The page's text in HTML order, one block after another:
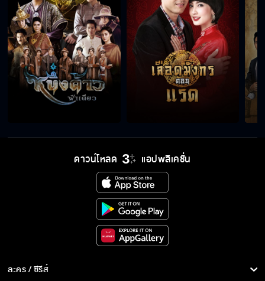
ดาวน์โหลด แอปพลิเคชั่น
ละคร / ซีรีส์